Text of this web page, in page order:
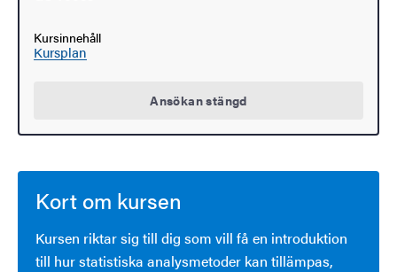
Kursinnehåll
Kursplan
Ansökan stängd
Kort om kursen
Kursen riktar sig till dig som vill få en introduktion
till hur statistiska analysmetoder kan tillämpas,